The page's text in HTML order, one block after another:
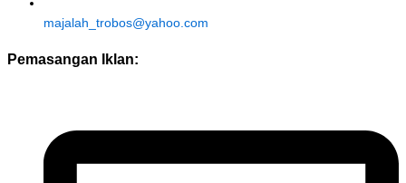
majalah_trobos@yahoo.com
Pemasangan Iklan: